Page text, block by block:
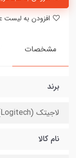
مشخصات
برند
لاجیتک (Logitech)
نام کالا